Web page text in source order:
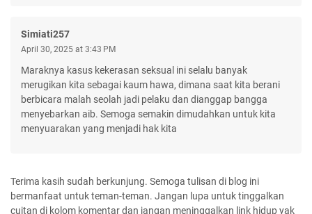
Simiati257
April 30, 2025 at 3:43 PM
Maraknya kasus kekerasan seksual ini selalu banyak
merugikan kita sebagai kaum hawa, dimana saat kita berani
berbicara malah seolah jadi pelaku dan dianggap bangga
menyebarkan aib. Semoga semakin dimudahkan untuk kita
menyuarakan yang menjadi hak kita
Terima kasih sudah berkunjung. Semoga tulisan di blog ini
bermanfaat untuk teman-teman. Jangan lupa untuk tinggalkan
cuitan di kolom komentar dan jangan meninggalkan link hidup yak